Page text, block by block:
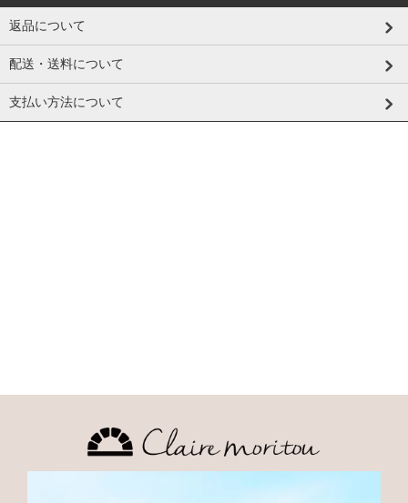
返品について
配送・送料について
支払い方法について